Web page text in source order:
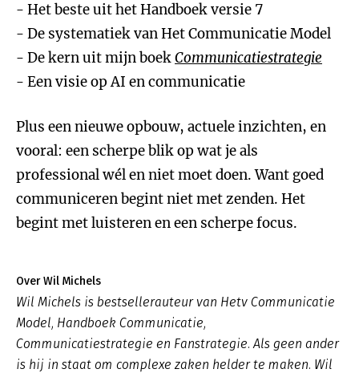
- Het beste uit het Handboek versie 7
- De systematiek van Het Communicatie Model
- De kern uit mijn boekCommunicatiestrategie
- Een visie op AI en communicatie
Plus een nieuwe opbouw, actuele inzichten, en
vooral: een scherpe blik op wat je als
professional wél en niet moet doen. Want goed
communiceren begint niet met zenden. Het
begint met luisteren en een scherpe focus.
Over Wil Michels
Wil Michels is bestsellerauteur van Hetv Communicatie
Model, Handboek Communicatie,
Communicatiestrategie en Fanstrategie. Als geen ander
is hij in staat om complexe zaken helder te maken. Wil